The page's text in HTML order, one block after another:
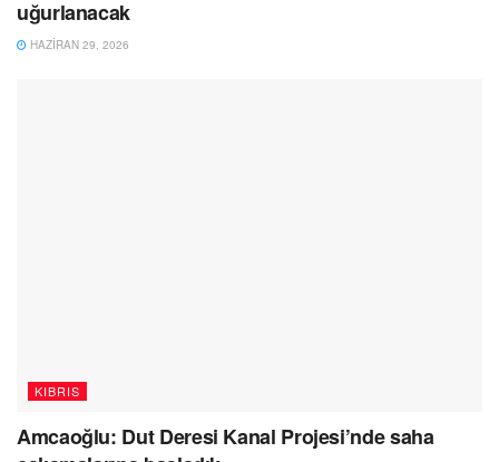
uğurlanacak
HAZIRAN 29, 2026
KIBRIS
Amcaoğlu: Dut Deresi Kanal Projesi’nde saha